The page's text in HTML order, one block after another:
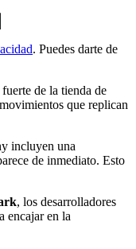
. Puedes darte de
de la tienda de
que replican
incluyen una
de inmediato. Esto
, los desarrolladores
encajar en la